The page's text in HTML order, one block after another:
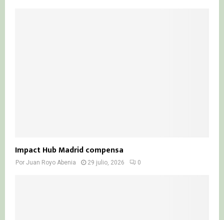
Impact Hub Madrid compensa
Por Juan Royo Abenia 29 julio, 2026 0